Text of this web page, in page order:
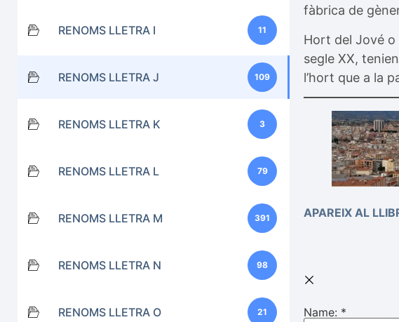
RENOMS LLETRA I 11
RENOMS LLETRA J 109
RENOMS LLETRA K 3
RENOMS LLETRA L 79
RENOMS LLETRA M 391
RENOMS LLETRA N 98
RENOMS LLETRA O 21
fàbrica de
Hort del Jové o
segle XX,
l’hort que a la
APAREIX AL
Name: *